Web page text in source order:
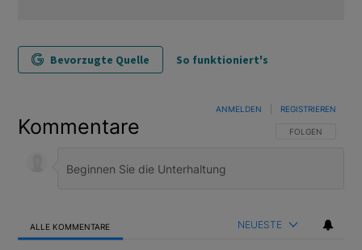
Bevorzugte Quelle So funktioniert's
Kommentare FOLGE DIESER
FOLGEN
ANMELDEN REGISTRIEREN
ALLE KOMMENTARE NEUESTE